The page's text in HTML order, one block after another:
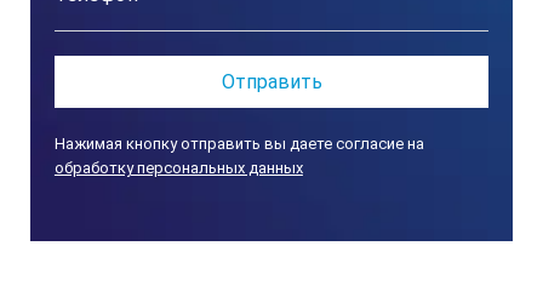
Нажимая кнопку отправить вы даете согласие на
обработку персональных данных